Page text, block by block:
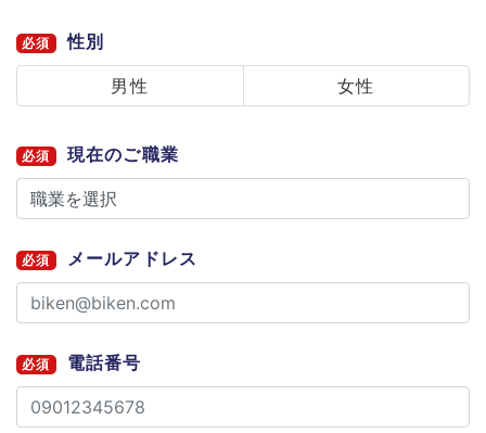
必須 性別
男性 女性
必須 現在のご職業
必須 メールアドレス
必須 電話番号